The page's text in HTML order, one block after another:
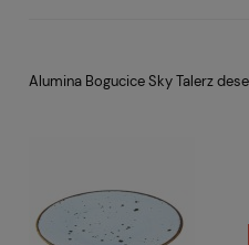
Alumina Bogucice Sky Talerz